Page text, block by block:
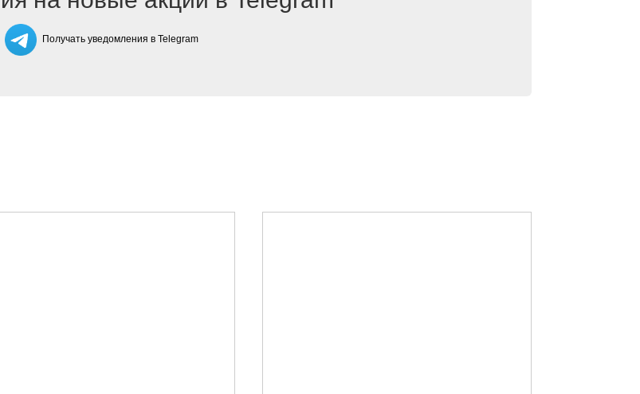
Получать уведомления в Telegram